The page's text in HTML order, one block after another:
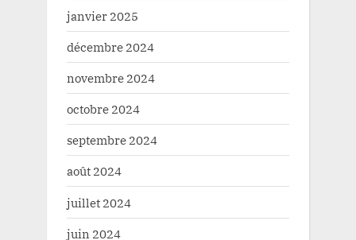
janvier 2025
décembre 2024
novembre 2024
octobre 2024
septembre 2024
août 2024
juillet 2024
juin 2024